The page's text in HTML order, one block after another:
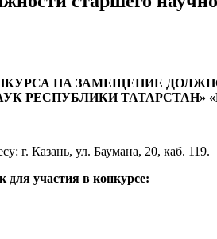
НА ЗАМЕЩЕНИЕ
РЕСПУБЛИКИ ТАТАРСТАН»
г. Казань, ул. Баумана, 20, каб. 119.
для участия в конкурсе: